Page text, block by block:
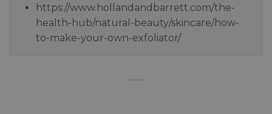
https://www.hollandandbarrett.com/the-
health-hub/natural-beauty/skincare/how-
to-make-your-own-exfoliator/